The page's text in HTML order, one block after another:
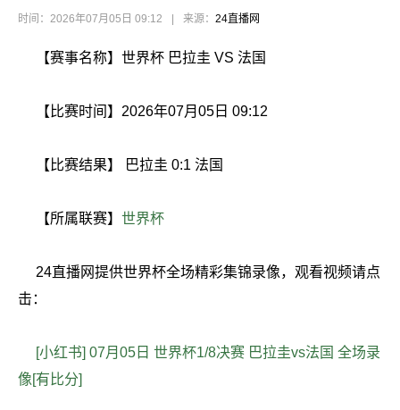
时间：2026年07月05日 09:12 来源： 24直播网
【赛事名称】世界杯 巴拉圭 VS 法国
【比赛时间】2026年07月05日 09:12
【比赛结果】 巴拉圭 0:1 法国
【所属联赛】 世界杯
24直播网提供世界杯全场精彩集锦录像，观看视频请点
击：
[小红书] 07月05日 世界杯1/8决赛 巴拉圭vs法国 全场录
像[有比分]